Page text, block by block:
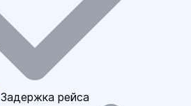
Задержка рейса